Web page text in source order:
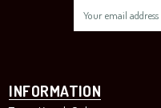
INFORMATION